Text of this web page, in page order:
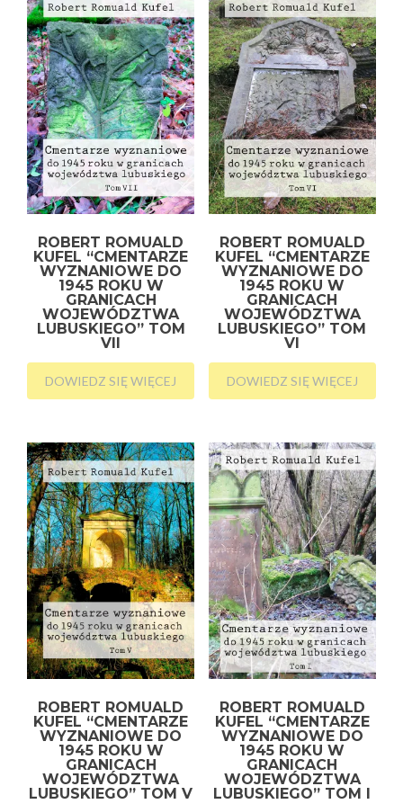
ROBERT ROMUALD
KUFEL “CMENTARZE
WYZNANIOWE DO
1945 ROKU W
GRANICACH
WOJEWÓDZTWA
LUBUSKIEGO” TOM
VII
DOWIEDZ SIĘ WIĘCEJ
ROBERT ROMUALD
KUFEL “CMENTARZE
WYZNANIOWE DO
1945 ROKU W
GRANICACH
WOJEWÓDZTWA
LUBUSKIEGO” TOM
VI
DOWIEDZ SIĘ WIĘCEJ
ROBERT ROMUALD
KUFEL “CMENTARZE
WYZNANIOWE DO
1945 ROKU W
GRANICACH
WOJEWÓDZTWA
LUBUSKIEGO” TOM V
ROBERT ROMUALD
KUFEL “CMENTARZE
WYZNANIOWE DO
1945 ROKU W
GRANICACH
WOJEWÓDZTWA
LUBUSKIEGO” TOM I